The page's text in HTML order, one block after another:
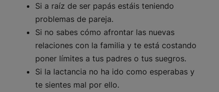
Si a raíz de ser papás estáis teniendo
problemas de pareja.
Si no sabes cómo afrontar las nuevas
relaciones con la familia y te está costando
poner límites a tus padres o tus suegros.
Si la lactancia no ha ido como esperabas y
te sientes mal por ello.